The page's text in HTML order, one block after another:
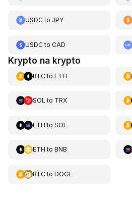
USDCto JPY
USDCto CAD
Krypto na krypto
BTCto ETH
SOL to TRX
ETH to SOL
ETH to BNB
BTCto DOGE